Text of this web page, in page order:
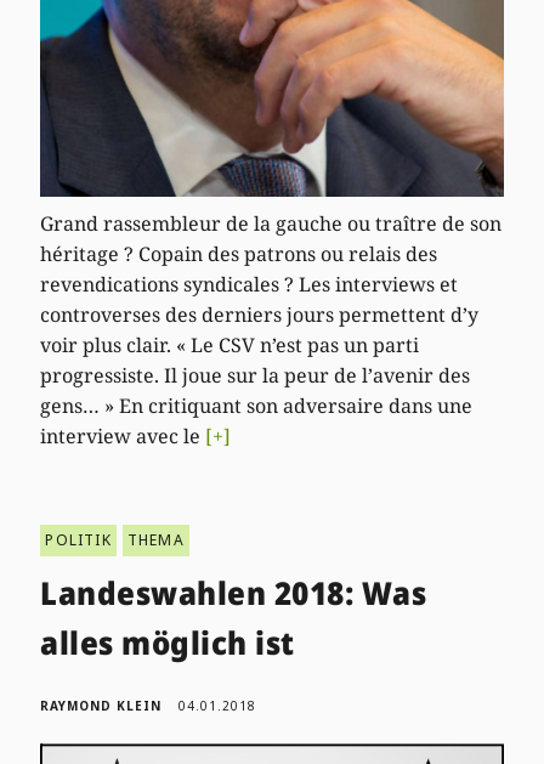
Grand rassembleur de la gauche ou traître de son
héritage ? Copain des patrons ou relais des
revendications syndicales ? Les interviews et
controverses des derniers jours permettent d’y
voir plus clair. « Le CSV n’est pas un parti
progressiste. Il joue sur la peur de l’avenir des
gens… » En critiquant son adversaire dans une
interview avec le [+]
POLITIK THEMA
Landeswahlen 2018: Was
alles möglich ist
RAYMOND KLEIN 04.01.2018